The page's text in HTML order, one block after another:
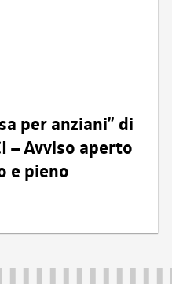
per anziani” di
– Avviso aperto
e pieno